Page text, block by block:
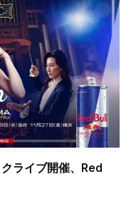
ライブ開催、Red